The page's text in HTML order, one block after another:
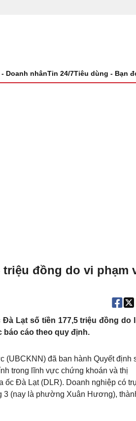
Doanh nhânTin 24/7Tiêu dùng - Bạn
đồng do vi phạm
Lạt số tiền 177,5 triệu đồng do
báo cáo theo quy định.
(UBCKNN) đã ban hành Quyết định
trong lĩnh vực chứng khoán và thị
Đà Lạt (DLR). Doanh nghiệp có trụ
(nay là phường Xuân Hương),